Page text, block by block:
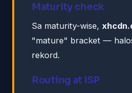
Maturity check
Sa maturity-wise,
"mature" bracket —
rekord.
Routing at ISP